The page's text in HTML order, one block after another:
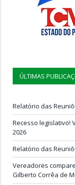
ÚLTIMAS
Relatório das
Recesso legislativo!
2026
Relatório das
Vereadores
Gilberto Corrêa de